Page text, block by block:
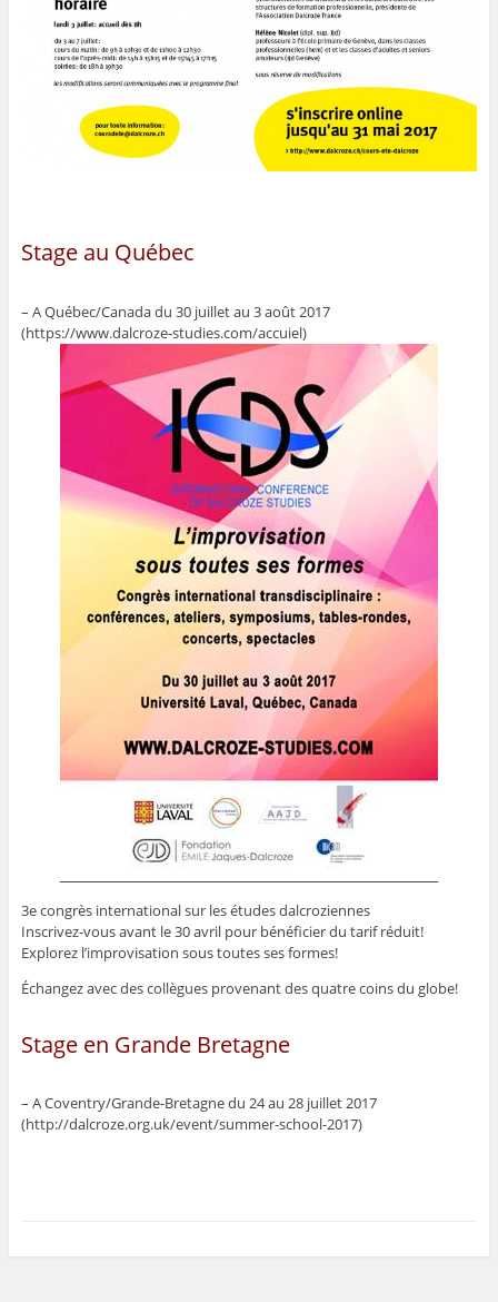
Stage au Québec
– A Québec/Canada du 30 juillet au 3 août 2017
(https://www.dalcroze-studies.com/accuiel)
3e congrès international sur les études dalcroziennes
Inscrivez-vous avant le 30 avril pour bénéficier du tarif réduit!
Explorez l’improvisation sous toutes ses formes!
Échangez avec des collègues provenant des quatre coins du globe!
Stage en Grande Bretagne
– A Coventry/Grande-Bretagne du 24 au 28 juillet 2017
(http://dalcroze.org.uk/event/summer-school-2017)